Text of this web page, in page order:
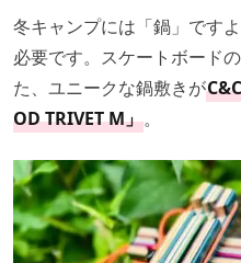
冬キャンプには「鍋」です
必要です。スケートボード
た、ユニークな鍋敷きが
OD TRIVET M」。